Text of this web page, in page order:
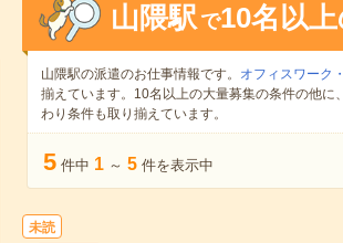
山隈駅 で10名以
山隈駅の派遣のお仕事情報です。 オフィスワーク
揃えています。10名以上の大量募集の条件の他に、
わり条件も取り揃えています。
5 件中 1 ～ 5 件を表示中
未読